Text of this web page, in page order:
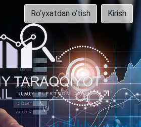
Ro‘yxatdan o‘tish Kirish